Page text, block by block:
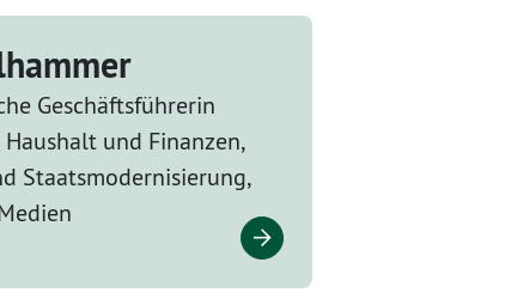
Geschäftsführerin
und Finanzen,
Staatsmodernisierung,